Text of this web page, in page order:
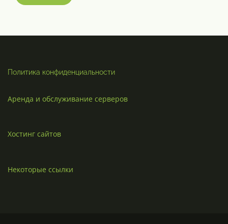
Политика конфиденциальности
Аренда и обслуживание серверов
Хостинг сайтов
Некоторые ссылки